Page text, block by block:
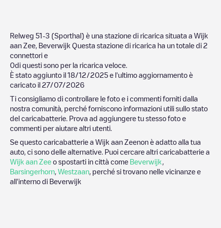
Relweg 51-3 (Sporthal) è una stazione di ricarica situata a Wijk
aan Zee Beverwijk Questa stazione di ricarica ha un totale di 2
connettori e
0di questi sono per la ricarica veloce.
È stato aggiunto il 18/12/2025 e l'ultimo aggiornamento è
caricato il 27/07/2026
Ti consigliamo di controllare le foto e i commenti forniti dalla
nostra comunità, perché forniscono informazioni utili sullo stato
del caricabatterie. Prova ad aggiungere tu stesso foto e
commenti per aiutare altri utenti.
Se questo caricabatterie a Wijk aan Zeenon è adatto alla tua
auto, ci sono delle alternative. Puoi cercare altri caricabatterie a
Wijk aan Zee o spostarti in città come Beverwijk
Barsingerhorn Westzaan , perché si trovano nelle vicinanze e
all'interno di Beverwijk